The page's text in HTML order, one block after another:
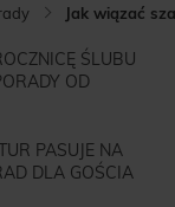
Jak wiązać
ŚLUBU
OD
PASUJE NA
DLA GOŚCIA